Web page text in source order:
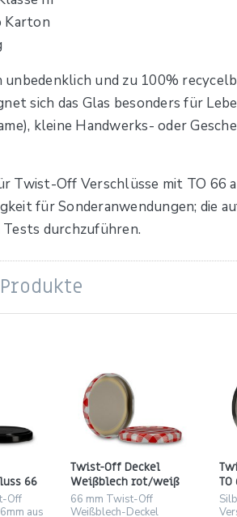
Karton
unbedenklich und zu 100%
sich das Glas besonders für
kleine Handwerks- oder
Twist-Off Verschlüsse mit TO
für Sonderanwendungen; die
durchzuführen.
66
Off
aus
Twist-Off Deckel
Weißblech rot/weiß
kariert, Gewinde TO 66
(66 mm)
66 mm Twist-Off
Weißblech-Deckel